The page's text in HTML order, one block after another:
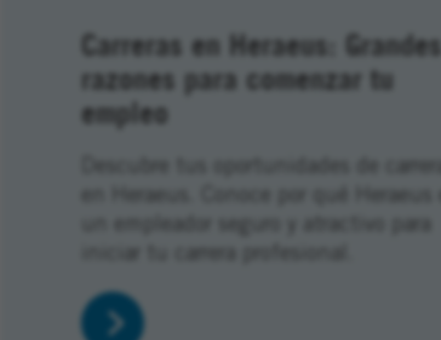
Carreras en Heraeus: Grandes
razones para comenzar tu
empleo